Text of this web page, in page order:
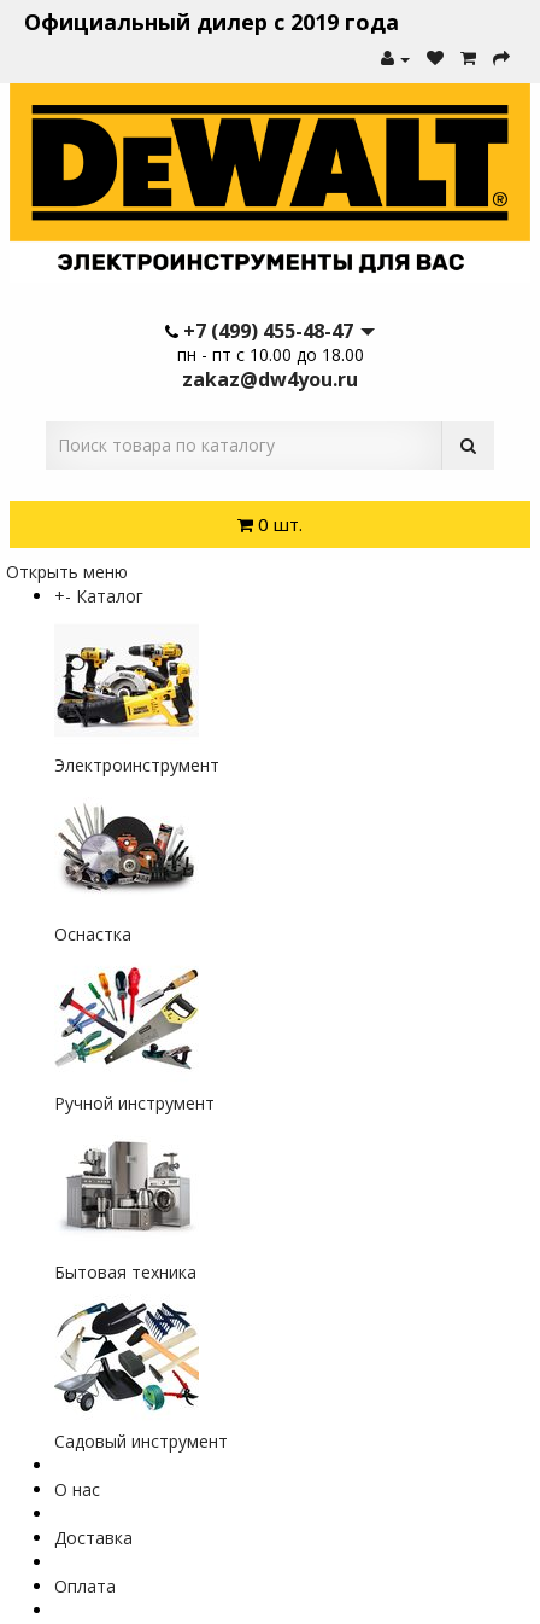
Официальный дилер с 2019 года
+7 (499) 455-48-47
пн - пт с 10.00 до 18.00
zakaz@dw4you.ru
0 шт.
Открыть меню
+- Каталог
Электроинструмент
Оснастка
Ручной инструмент
Бытовая техника
Садовый инструмент
О нас
Доставка
Оплата